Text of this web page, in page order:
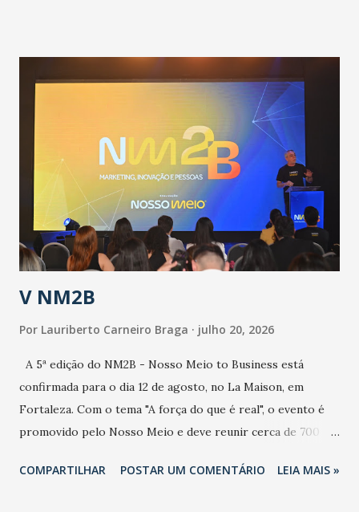
população suspeita e de cuidados com os ambientes
públicos e domiciliares. “Nós não estamos vivendo uma
epidemia comum, como temos em todos os anos, com
aumento de casos de dengue, influenza ou H1N1. Trata-se
de uma epidemia com um vírus diferente, com um poder de
contaminação maior que outros coronavírus”, apontou o
secretário. Segundo ele, é uma epidemia com chance de
contaminação alta, podendo gerar um grande risco à
população e ao sistema de saúde. “Precisamos saber fazer a
estratificação do risco da doença, para não so...
V NM2B
Por Lauriberto Carneiro Braga julho 20, 2026
A 5ª edição do NM2B - Nosso Meio to Business está
confirmada para o dia 12 de agosto, no La Maison, em
Fortaleza. Com o tema "A força do que é real", o evento é
promovido pelo Nosso Meio e deve reunir cerca de 700
e lideranças do Mercado Nacional. Desde 2022, o NM2B
COMPARTILHAR POSTAR UM COMENTÁRIO LEIA MAIS »